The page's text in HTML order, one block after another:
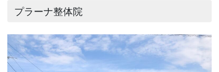
プラーナ整体院